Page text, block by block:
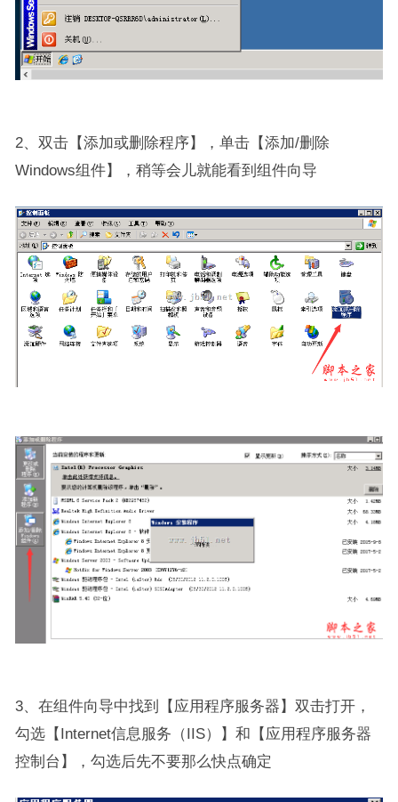
2、双击【添加或删除程序】，单击【添加/删除
Windows组件】，稍等会儿就能看到组件向导
3、在组件向导中找到【应用程序服务器】双击打开，
勾选【Internet信息服务（IIS）】和【应用程序服务器
控制台】，勾选后先不要那么快点确定